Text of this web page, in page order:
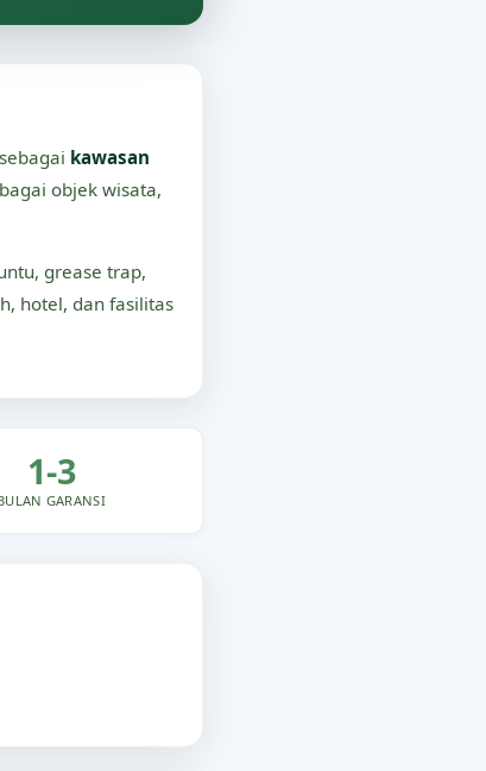
kawasan
objek wisata,
grease trap,
hotel, dan fasilitas
1-3
GARANSI